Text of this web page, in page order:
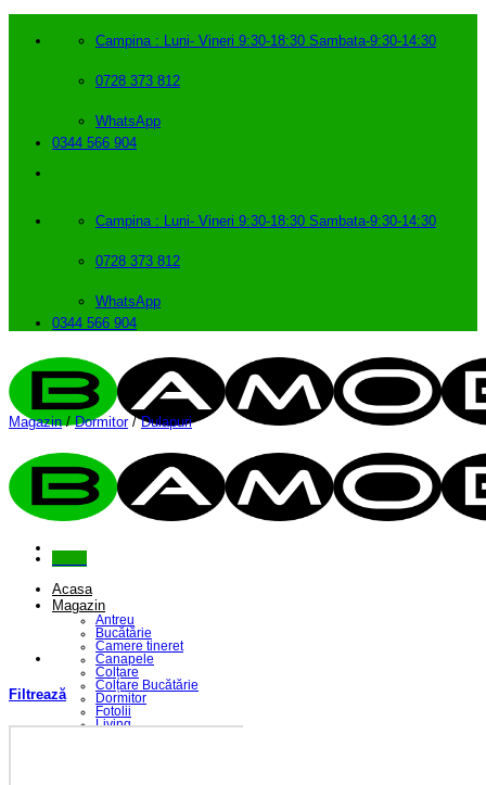
Campina : Luni- Vineri 9:30-18:30 Sambata-9:30-14:30
0728 373 812
WhatsApp
0344 566 904
Campina : Luni- Vineri 9:30-18:30 Sambata-9:30-14:30
0728 373 812
WhatsApp
0344 566 904
Acasa
Magazin
Antreu
Bucătărie
Camere tineret
Canapele
Colțare
Colțare Bucătărie
Dormitor
Fotolii
Living
Magazin / Dormitor / Dulapuri
Filtrează